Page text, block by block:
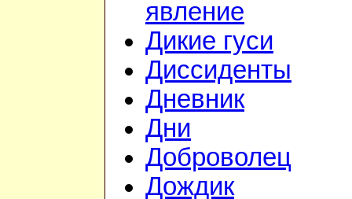
явление
Дикие гуси
Диссиденты
Дневник
Дни
Доброволец
Дождик